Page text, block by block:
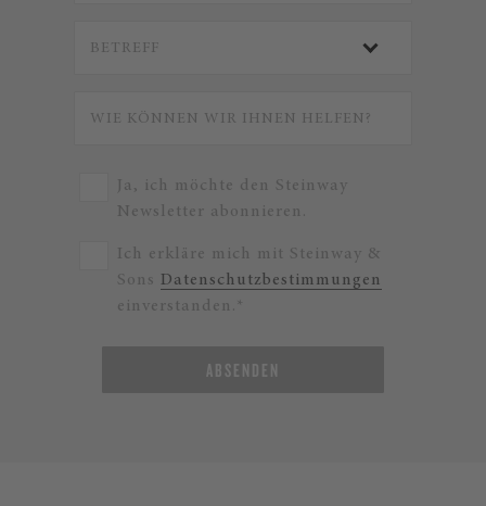
Ja, ich möchte den Steinway
Newsletter abonnieren.
Ich erkläre mich mit Steinway &
Sons Datenschutzbestimmungen
einverstanden.*
ABSENDEN